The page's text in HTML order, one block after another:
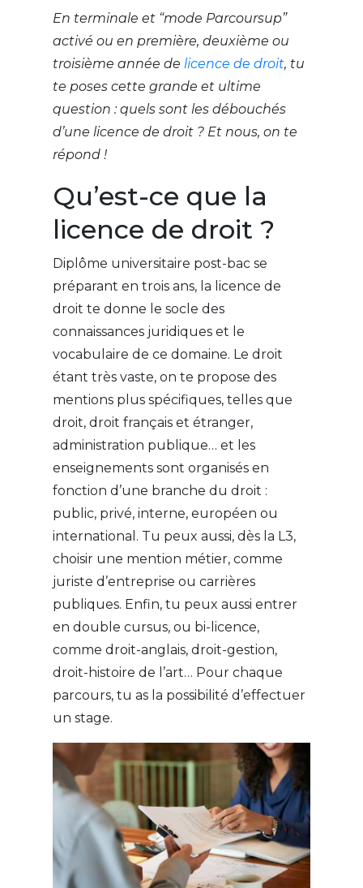
En terminale et “mode Parcoursup”
activé ou en première, deuxième ou
troisième année de licence de droit, tu
te poses cette grande et ultime
question : quels sont les débouchés
d’une licence de droit ? Et nous, on te
répond !
Qu’est-ce que la
licence de droit ?
Diplôme universitaire post-bac se
préparant en trois ans, la licence de
droit te donne le socle des
connaissances juridiques et le
vocabulaire de ce domaine. Le droit
étant très vaste, on te propose des
mentions plus spécifiques, telles que
droit, droit français et étranger,
administration publique… et les
enseignements sont organisés en
fonction d’une branche du droit :
public, privé, interne, européen ou
international. Tu peux aussi, dès la L3,
choisir une mention métier, comme
juriste d’entreprise ou carrières
publiques. Enfin, tu peux aussi entrer
en double cursus, ou bi-licence,
comme droit-anglais, droit-gestion,
droit-histoire de l’art… Pour chaque
parcours, tu as la possibilité d’effectuer
un stage.